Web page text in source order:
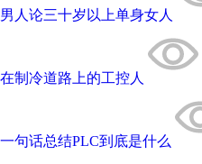
男人论三十岁以上单身女人
在制冷道路上的工控人
一句话总结PLC到底是什么